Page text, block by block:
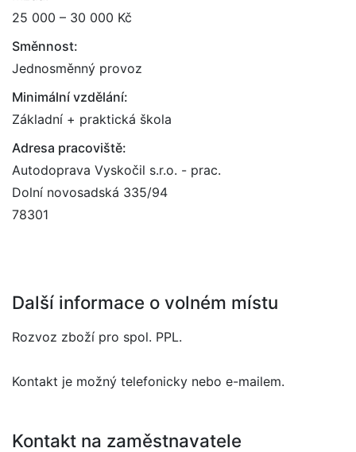
25 000 – 30 000 Kč
Směnnost:
Jednosměnný provoz
Minimální vzdělání:
Základní + praktická škola
Adresa pracoviště:
Autodoprava Vyskočil s.r.o. - prac.
Dolní novosadská 335/94
78301
Další informace o volném místu
Rozvoz zboží pro spol. PPL.
Kontakt je možný telefonicky nebo e-mailem.
Kontakt na zaměstnavatele